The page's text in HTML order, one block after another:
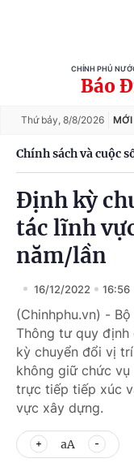
CHÍNH PHỦ
Báo
Thứ bảy, 8/8/2026
Chính sách và cuộc
Định kỳ
tác lĩnh
năm/lần
16/12/2022 16:56
(Chinhphu.vn) -
Thông tư quy định
kỳ chuyển đổi vị
không giữ chức vụ
trực tiếp tiếp xúc
vực xây dựng.
aA